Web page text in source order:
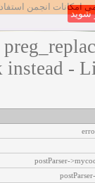
امکانات انجمن
instead -
postParser-